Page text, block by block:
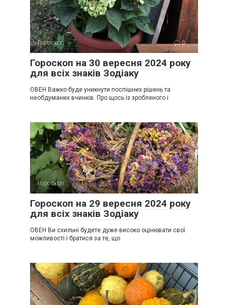
Гороскоп 0
Гороскоп на 30 вересня 2024 року
для всіх знаків Зодіаку
ОВЕН Важко буде уникнути поспішних рішень та
необдуманих вчинків. Про щось із зробленого і
Гороскоп 0
Гороскоп на 29 вересня 2024 року
для всіх знаків Зодіаку
ОВЕН Ви схильні будете дуже високо оцінювати свої
можливості і братися за те, що